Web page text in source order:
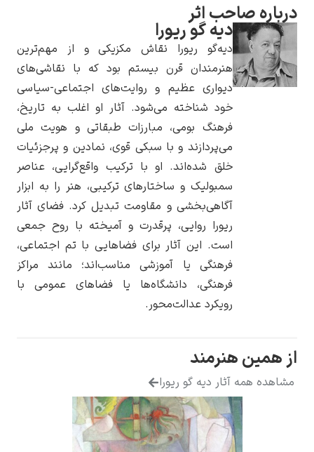
پل سزان
یوهانس فرمیر
پرفروش‌ترین
صاحب اثر
دیه گو ریورا
دیه‌گو ریورا نقاش مکزیکی و از مهم‌ترین
هنرمندان قرن بیستم بود که با نقاشی‌های
دیواری عظیم و روایت‌های اجتماعی-سیاسی
خود شناخته می‌شود. آثار او اغلب به تاریخ،
فرهنگ بومی، مبارزات طبقاتی و هویت ملی
می‌پردازند و با سبکی قوی، نمادین و پرجزئیات
خلق شده‌اند. او با ترکیب واقع‌گرایی، عناصر
سمبولیک و ساختارهای ترکیبی، هنر را به ابزار
آگاهی‌بخشی و مقاومت تبدیل کرد. فضای آثار
ریورا روایی، پرقدرت و آمیخته با روح جمعی
است. این آثار برای فضاهایی با تم اجتماعی،
فرهنگی یا آموزشی مناسب‌اند؛ مانند مراکز
فرهنگی، دانشگاه‌ها یا فضاهای عمومی با
رویکرد عدالت‌محور.
هنرمند
همه آثار دیه گو ریورا